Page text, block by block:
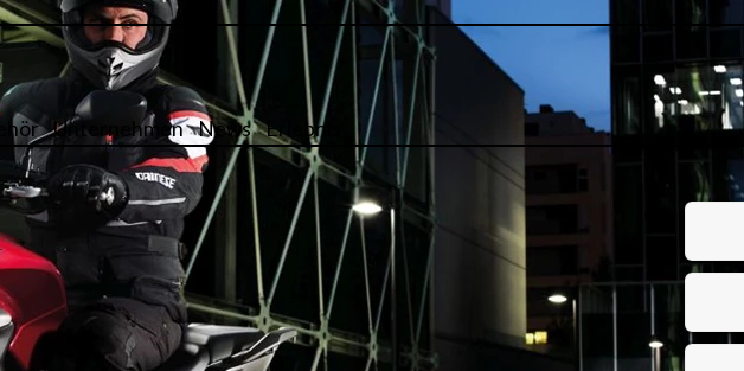
Unternehmen News Erlebnis